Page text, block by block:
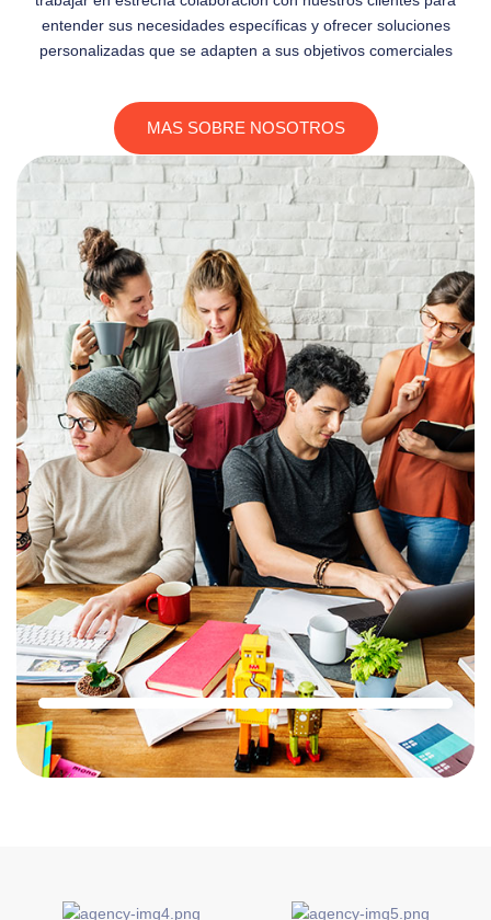
entender sus necesidades específicas y ofrecer soluciones
personalizadas que se adapten a sus objetivos comerciales
MAS SOBRE NOSOTROS